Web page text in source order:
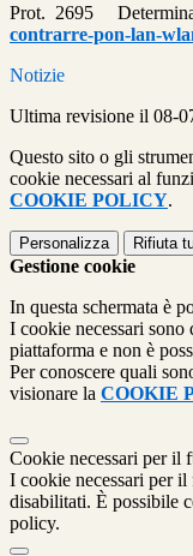
Prot. 2695 Determina
contrarre-pon-lan-
Notizie
Ultima revisione il 08-
Questo sito o gli
cookie necessari al
COOKIE POLICY.
Personalizza Rifiuta
Gestione cookie
In questa schermata è
I cookie necessari
piattaforma e non è
Per conoscere quali
visionare la COOKIE
Cookie necessari per il
I cookie necessari per il
disabilitati. È possibile
policy.